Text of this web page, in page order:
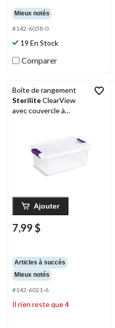
Mieux notés
#142-6058-0
19 En Stock
Comparer
Boîte de rangement
SteriliteClearView
avec couvercle à
Ajouter
7,99 $
Articles à succès
Mieux notés
#142-6021-6
Il n’en reste que 4